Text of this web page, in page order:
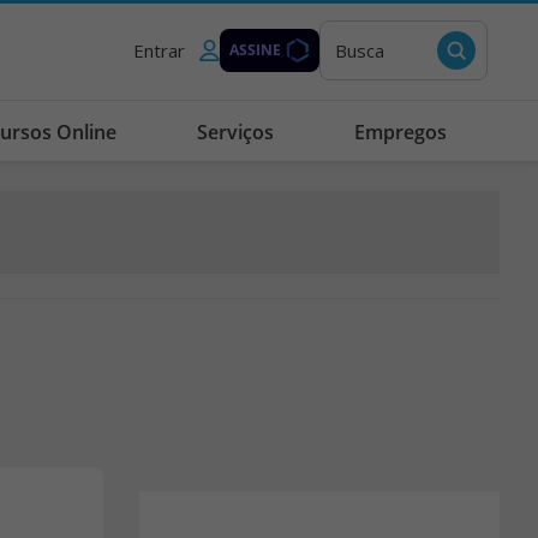
Entrar ASSINE Busca
Online Serviços Empregos